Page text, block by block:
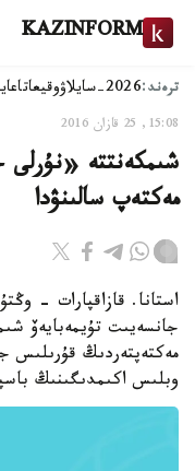
KAZINFORM
ترەند:2026-سايلاۋ وقيعا
15:08, 25 قازان 2016
مەكتەپ سالىنۋدا
استانا. قازاقپارات -
جانسەيىت تۇيمەبايەۆ
مەكتەپتەردىڭ قۇرىلىس
وبلىس اكىمدىگىنىڭ